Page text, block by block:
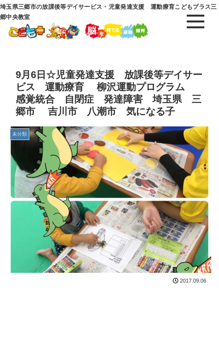
埼玉県三郷市の放課後等デイサービス・児童発達支援 運動療育こどもプラス三
郷中央教室
9月6日☆児童発達支援 放課後等デイサー
ビス 運動療育 柳沢運動プログラム
感覚統合 自閉症 発達障害 埼玉県 三
郷市 吉川市 八潮市 気になる子
未分類
2017.09.06